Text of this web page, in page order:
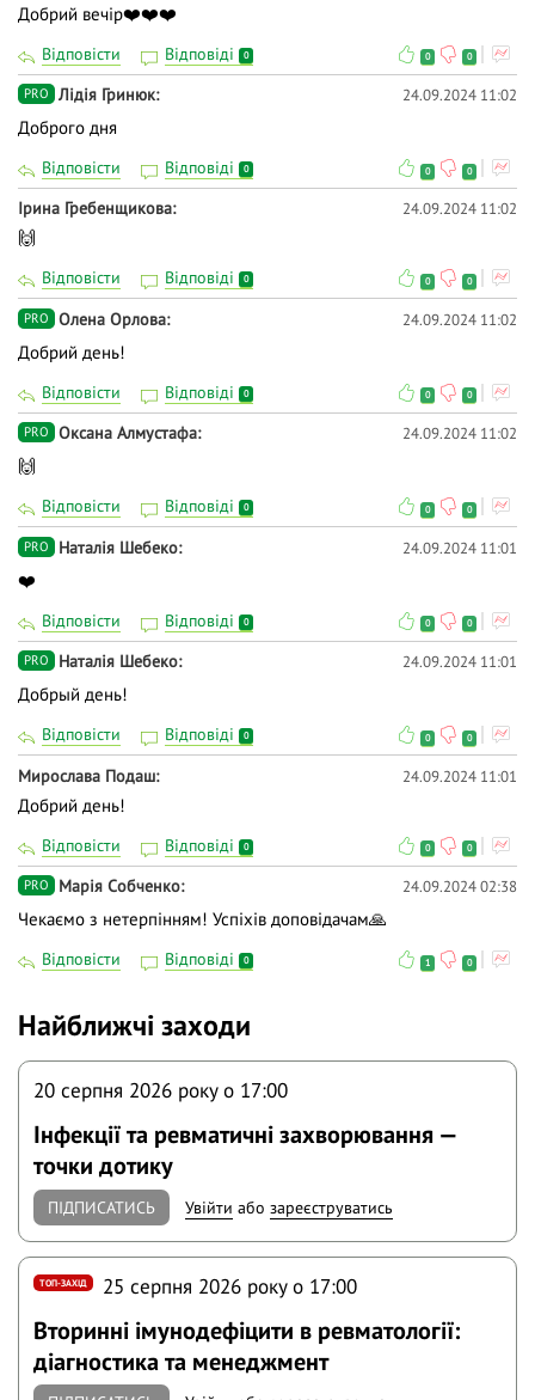
Добрий вечір❤️❤️❤️
Відповісти Відповіді 0 0 0
PRO Лідія Гринюк 24.09.2024 11:02
Доброго дня
Відповісти Відповіді 0 0 0
Ірина Гребенщикова 24.09.2024 11:02
🙌
Відповісти Відповіді 0 0 0
PRO Олена Орлова 24.09.2024 11:02
Добрий день!
Відповісти Відповіді 0 0 0
PRO Оксана Алмустафа 24.09.2024 11:02
🙌
Відповісти Відповіді 0 0 0
PRO Наталія Шебеко 24.09.2024 11:01
❤️
Відповісти Відповіді 0 0 0
PRO Наталія Шебеко 24.09.2024 11:01
Добрый день!
Відповісти Відповіді 0 0 0
Мирослава Подаш 24.09.2024 11:01
Добрий день!
Відповісти Відповіді 0 0 0
PRO Марія Собченко 24.09.2024 02:38
Чекаємо з нетерпінням! Успіхів доповідачам🙏
Відповісти Відповіді 0 1 0
Найближчі заходи
20 серпня 2026 року o 17:00
Інфекції та ревматичні захворювання —
точки дотику
ПІДПИСАТИСЬ Увійти абозареєструватись
ТОП-ЗАХІД 25 серпня 2026 року o 17:00
Вторинні імунодефіцити в ревматології:
діагностика та менеджмент